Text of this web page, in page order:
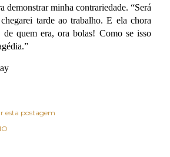
demonstrar minha contrariedade. “Será
tarde ao trabalho. E ela chora
de quem era, ora bolas! Como se isso
esta postagem